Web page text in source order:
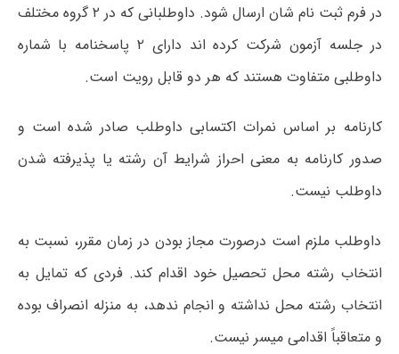
در فرم ثبت نام شان ارسال شود. داوطلبانی که در ۲ گروه مختلف
در جلسه آزمون شرکت کرده اند دارای ۲ پاسخنامه با شماره
داوطلبی متفاوت هستند که هر دو قابل رویت است.
کارنامه بر اساس نمرات اکتسابی داوطلب صادر شده است و
صدور کارنامه به معنی احراز شرایط آن رشته یا پذیرفته شدن
داوطلب نیست.
داوطلب ملزم است درصورت مجاز بودن در زمان مقرر، نسبت به
انتخاب رشته محل تحصیل خود اقدام کند. فردی که تمایل به
انتخاب رشته محل نداشته و انجام ندهد، به منزله انصراف بوده
و متعاقباً اقدامی میسر نیست.